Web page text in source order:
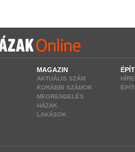
MAGAZIN
AKTUÁLIS SZÁM
KORÁBBI SZÁMOK
MEGRENDELÉS
HÁZAK
LAKÁSOK